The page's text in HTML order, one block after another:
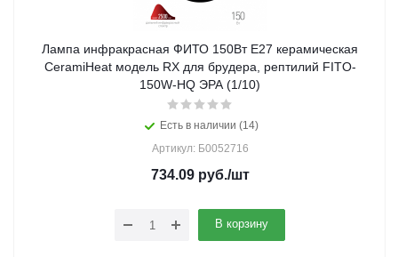
Лампа инфракрасная ФИТО 150Вт Е27 керамическая
CeramiHeat модель RX для брудера, рептилий FITO-
150W-НQ ЭРА (1/10)
Есть в наличии (14)
Артикул: Б0052716
734.09руб./шт
В корзину